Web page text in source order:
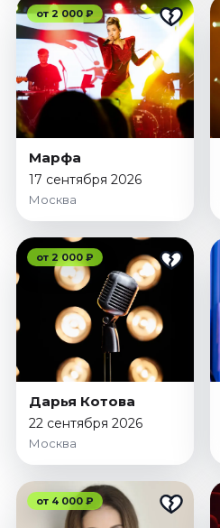
от 2 000 ₽
Марфа
17 сентября 2026
Москва
от 2 000 ₽
Дарья Котова
22 сентября 2026
Москва
от 4 000 ₽